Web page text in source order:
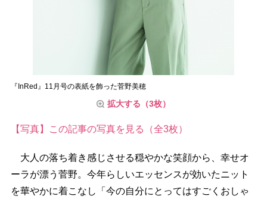
『InRed』11月号の表紙を飾った菅野美穂
拡大する（3枚）
【写真】この記事の写真を見る（全3枚）
大人の落ち着き感じさせる穏やかな笑顔から、幸せオ
ーラが漂う菅野。今年らしいエッセンスが効いたニット
を華やかに着こなし「今の自分にとってはすごくおしゃ